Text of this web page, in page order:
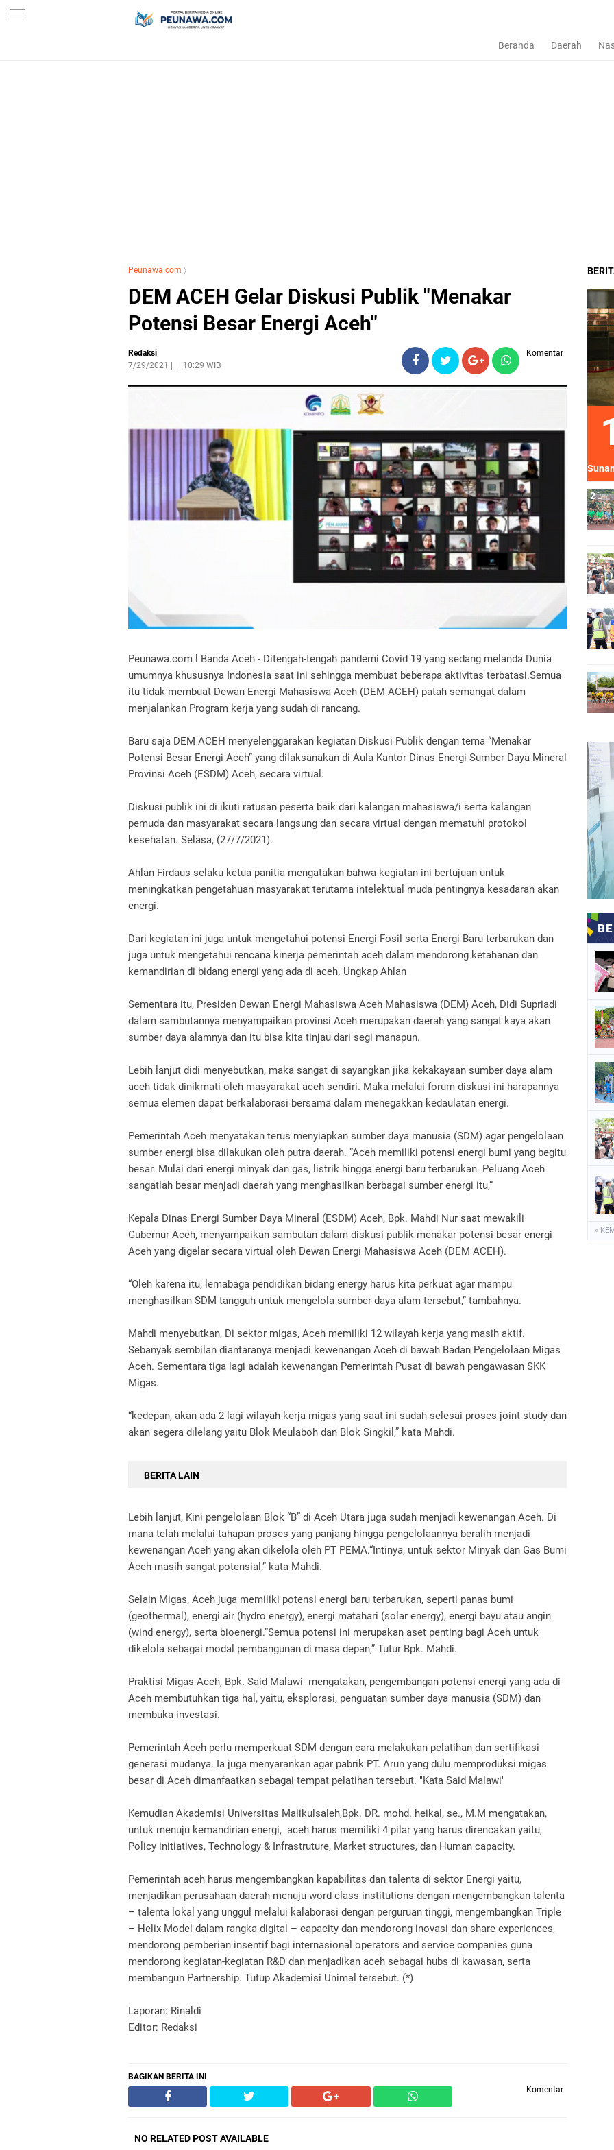
Beranda Daerah
Peunawa.com 〉
DEM ACEH Gelar Diskusi Publik "Menakar
Potensi Besar Energi Aceh"
Redaksi
7/29/2021
10:29 WIB
Komentar
Peunawa.com l Banda Aceh - Ditengah-tengah pandemi Covid 19 yang sedang melanda Dunia
umumnya khususnya Indonesia saat ini sehingga membuat beberapa aktivitas terbatasi.Semua
itu tidak membuat Dewan Energi Mahasiswa Aceh (DEM ACEH) patah semangat dalam
menjalankan Program kerja yang sudah di rancang.
Baru saja DEM ACEH menyelenggarakan kegiatan Diskusi Publik dengan tema “Menakar
Potensi Besar Energi Aceh” yang dilaksanakan di Aula Kantor Dinas Energi Sumber Daya Mineral
Provinsi Aceh (ESDM) Aceh, secara virtual.
Diskusi publik ini di ikuti ratusan peserta baik dari kalangan mahasiswa/i serta kalangan
pemuda dan masyarakat secara langsung dan secara virtual dengan mematuhi protokol
kesehatan. Selasa, (27/7/2021).
Ahlan Firdaus selaku ketua panitia mengatakan bahwa kegiatan ini bertujuan untuk
meningkatkan pengetahuan masyarakat terutama intelektual muda pentingnya kesadaran akan
energi.
Dari kegiatan ini juga untuk mengetahui potensi Energi Fosil serta Energi Baru terbarukan dan
juga untuk mengetahui rencana kinerja pemerintah aceh dalam mendorong ketahanan dan
kemandirian di bidang energi yang ada di aceh. Ungkap Ahlan
Sementara itu, Presiden Dewan Energi Mahasiswa Aceh Mahasiswa (DEM) Aceh, Didi Supriadi
dalam sambutannya menyampaikan provinsi Aceh merupakan daerah yang sangat kaya akan
sumber daya alamnya dan itu bisa kita tinjau dari segi manapun.
Lebih lanjut didi menyebutkan, maka sangat di sayangkan jika kekakayaan sumber daya alam
aceh tidak dinikmati oleh masyarakat aceh sendiri. Maka melalui forum diskusi ini harapannya
semua elemen dapat berkalaborasi bersama dalam menegakkan kedaulatan energi.
Pemerintah Aceh menyatakan terus menyiapkan sumber daya manusia (SDM) agar pengelolaan
sumber energi bisa dilakukan oleh putra daerah. “Aceh memiliki potensi energi bumi yang begitu
besar. Mulai dari energi minyak dan gas, listrik hingga energi baru terbarukan. Peluang Aceh
sangatlah besar menjadi daerah yang menghasilkan berbagai sumber energi itu,”
Kepala Dinas Energi Sumber Daya Mineral (ESDM) Aceh, Bpk. Mahdi Nur saat mewakili
Gubernur Aceh, menyampaikan sambutan dalam diskusi publik menakar potensi besar energi
Aceh yang digelar secara virtual oleh Dewan Energi Mahasiswa Aceh (DEM ACEH).
“Oleh karena itu, lemabaga pendidikan bidang energy harus kita perkuat agar mampu
menghasilkan SDM tangguh untuk mengelola sumber daya alam tersebut,” tambahnya.
Mahdi menyebutkan, Di sektor migas, Aceh memiliki 12 wilayah kerja yang masih aktif.
Sebanyak sembilan diantaranya menjadi kewenangan Aceh di bawah Badan Pengelolaan Migas
Aceh. Sementara tiga lagi adalah kewenangan Pemerintah Pusat di bawah pengawasan SKK
Migas.
“kedepan, akan ada 2 lagi wilayah kerja migas yang saat ini sudah selesai proses joint study dan
akan segera dilelang yaitu Blok Meulaboh dan Blok Singkil,” kata Mahdi.
BERITA LAIN
Lebih lanjut, Kini pengelolaan Blok “B” di Aceh Utara juga sudah menjadi kewenangan Aceh. Di
mana telah melalui tahapan proses yang panjang hingga pengelolaannya beralih menjadi
kewenangan Aceh yang akan dikelola oleh PT PEMA.“Intinya, untuk sektor Minyak dan Gas Bumi
Aceh masih sangat potensial,” kata Mahdi.
Selain Migas, Aceh juga memiliki potensi energi baru terbarukan, seperti panas bumi
(geothermal), energi air (hydro energy), energi matahari (solar energy), energi bayu atau angin
(wind energy), serta bioenergi.“Semua potensi ini merupakan aset penting bagi Aceh untuk
dikelola sebagai modal pembangunan di masa depan,” Tutur Bpk. Mahdi.
Praktisi Migas Aceh, Bpk. Said Malawi mengatakan, pengembangan potensi energi yang ada di
Aceh membutuhkan tiga hal, yaitu, eksplorasi, penguatan sumber daya manusia (SDM) dan
membuka investasi.
Pemerintah Aceh perlu memperkuat SDM dengan cara melakukan pelatihan dan sertifikasi
generasi mudanya. Ia juga menyarankan agar pabrik PT. Arun yang dulu memproduksi migas
besar di Aceh dimanfaatkan sebagai tempat pelatihan tersebut. "Kata Said Malawi"
Kemudian Akademisi Universitas Malikulsaleh,Bpk. DR. mohd. heikal, se., M.M mengatakan,
untuk menuju kemandirian energi, aceh harus memiliki 4 pilar yang harus direncakan yaitu,
Policy initiatives, Technology & Infrastruture, Market structures, dan Human capacity.
Pemerintah aceh harus mengembangkan kapabilitas dan talenta di sektor Energi yaitu,
menjadikan perusahaan daerah menuju word-class institutions dengan mengembangkan talenta
– talenta lokal yang unggul melalui kalaborasi dengan perguruan tinggi, mengembangkan Triple
– Helix Model dalam rangka digital – capacity dan mendorong inovasi dan share experiences,
mendorong pemberian insentif bagi internasional operators and service companies guna
mendorong kegiatan-kegiatan R&D dan menjadikan aceh sebagai hubs di kawasan, serta
membangun Partnership. Tutup Akademisi Unimal tersebut. (*)
Laporan: Rinaldi
Editor: Redaksi
BAGIKAN BERITA INI
Komentar
NO RELATED POST AVAILABLE
«